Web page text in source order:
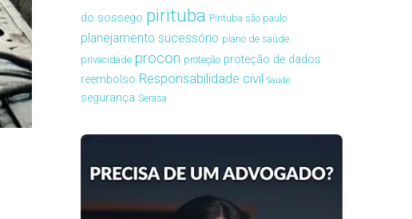
do sossego pirituba Pirituba são paulo
planejamento sucessório plano de saúde
privacidade procon proteção proteção de dados
reembolso Responsabilidade civil Saúde
segurança Serasa